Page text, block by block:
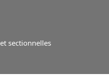
sectionnelles